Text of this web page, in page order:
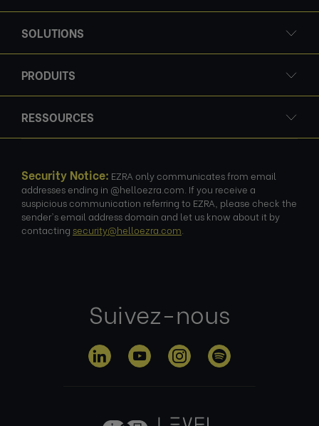
SOLUTIONS
PRODUITS
RESSOURCES
Security Notice: EZRA only communicates from email
addresses ending in @helloezra.com. If you receive a
suspicious communication referring to EZRA, please check the
sender's email address domain and let us know about it by
contacting security@helloezra.com
Suivez-nous